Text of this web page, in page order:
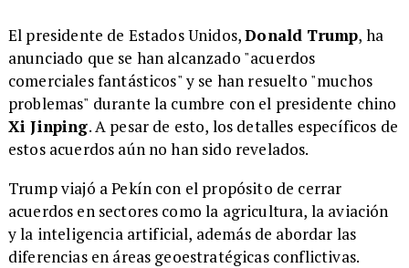
El presidente de Estados Unidos,Donald Trump, ha
anunciado que se han alcanzado "acuerdos
comerciales fantásticos" y se han resuelto "muchos
problemas" durante la cumbre con el presidente chino
Xi Jinping. A pesar de esto, los detalles específicos de
estos acuerdos aún no han sido revelados.
Trump viajó a Pekín con el propósito de cerrar
acuerdos en sectores como la agricultura, la aviación
y la inteligencia artificial, además de abordar las
diferencias en áreas geoestratégicas conflictivas.